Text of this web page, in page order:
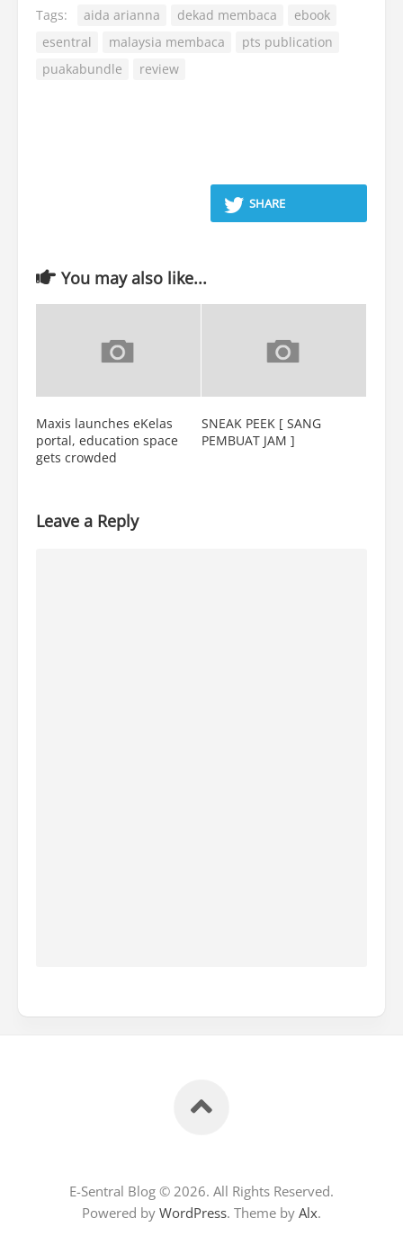
Tags: aida arianna dekad membaca
ebook
esentral
malaysia membaca
pts publication
puakabundle
review
SHARE
You may also like...
Maxis launches eKelas
portal, education space
gets crowded
SNEAK PEEK [ SANG
PEMBUAT JAM ]
Leave a Reply
E-Sentral Blog © 2026. All Rights Reserved.
Powered by WordPress. Theme by Alx.